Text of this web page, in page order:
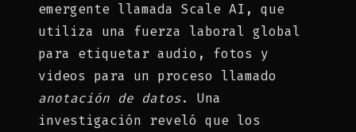
emergente llamada Scale AI, que
utiliza una fuerza laboral global
para etiquetar audio, fotos y
videos para un proceso llamado
anotación de datos. Una
investigación reveló que los